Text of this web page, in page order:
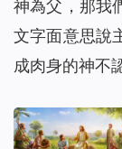
神為父，那我
文字面意思說
成肉身的神不